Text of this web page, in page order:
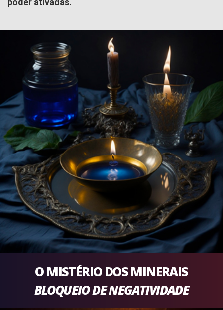
poder ativadas.
O MISTÉRIO DOS MINERAIS
BLOQUEIO DE NEGATIVIDADE